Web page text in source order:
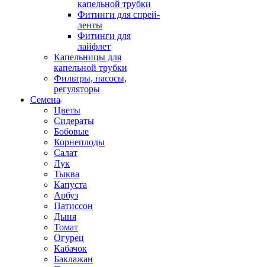
капельной трубки
Фитинги для спрей-
ленты
Фитинги для
лайфлет
Капельницы для
капельной трубки
Фильтры, насосы,
регуляторы
Семена
Цветы
Сидераты
Бобовые
Корнеплоды
Салат
Лук
Тыква
Капуста
Арбуз
Патиссон
Дыня
Томат
Огурец
Кабачок
Баклажан